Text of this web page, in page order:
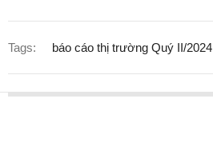
Tags: báo cáo thị trường Quý II/2024